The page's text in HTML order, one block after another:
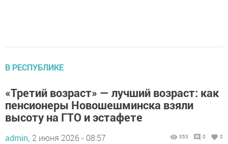
В РЕСПУБЛИКЕ
«Третий возраст» — лучший возраст: как
пенсионеры Новошешминска взяли
высоту на ГТО и эстафете
admin, 2 июня 2026 - 08:57 353 0 0